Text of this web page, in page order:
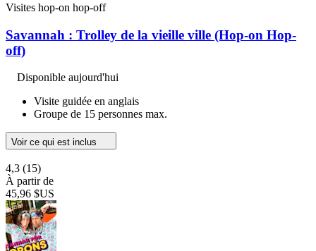
Visites hop-on hop-off
Savannah : Trolley de la vieille ville (Hop-on Hop-
off)
Disponible aujourd'hui
Visite guidée en anglais
Groupe de 15 personnes max.
Voir ce qui est inclus
4,3 (15)
À partir de
45,96 $US